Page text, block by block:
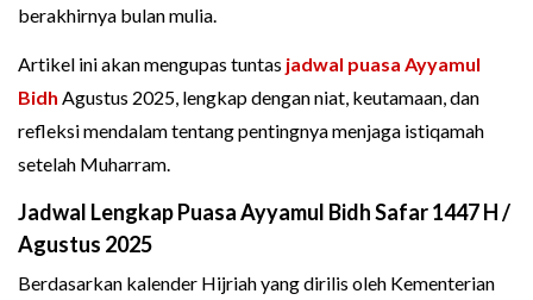
berakhirnya bulan mulia.
Artikel ini akan mengupas tuntas jadwal puasa Ayyamul
Bidh Agustus 2025, lengkap dengan niat, keutamaan, dan
refleksi mendalam tentang pentingnya menjaga istiqamah
setelah Muharram.
Jadwal Lengkap Puasa Ayyamul Bidh Safar 1447 H /
Agustus 2025
Berdasarkan kalender Hijriah yang dirilis oleh Kementerian